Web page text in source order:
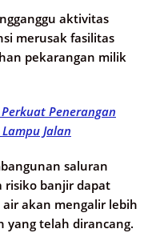
aktivitas
merusak fasilitas
pekarangan milik
Penerangan
Jalan
saluran
risiko banjir dapat
akan mengalir lebih
yang telah dirancang.